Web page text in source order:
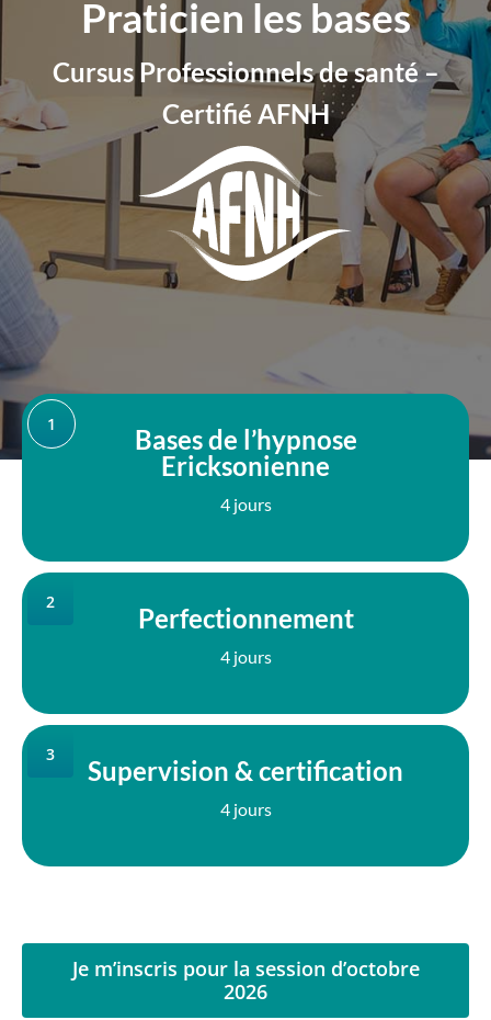
Praticien les bases
Cursus Professionnels de santé –
Certifié AFNH
1
Bases de l’hypnose
Ericksonienne
4 jours
2
Perfectionnement
4 jours
3
Supervision & certification
4 jours
Je m’inscris pour la session d’octobre
2026